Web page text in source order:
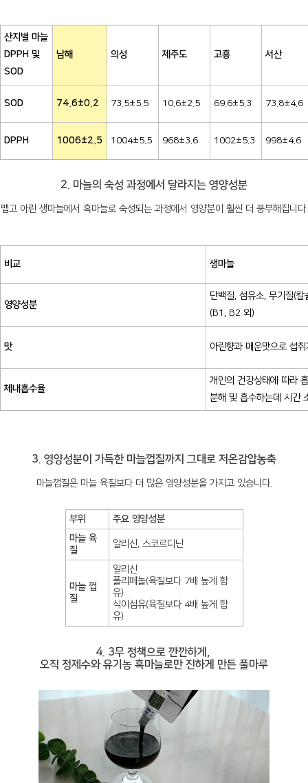
산지별 마늘
DPPH 및
SOD
남해 의성 제주도 고흥 서산
SOD 74.6±0.2 73.5±5.5 10.6±2.5 69.6±5.3 73.8±4.6
DPPH 1006±2.5 1004±5.5 968±3.6 1002±5.3 998±4.6
2. 마늘의 숙성 과정에서 달라지는 영양성분
맵고 아린 생마늘에서 흑마늘로 숙성되는 과정에서 영양분이 훨씬 더 풍부해집니다.
비교 생마늘
영양성분
단백질, 섬유소, 무기질(
(B1, B2 외)
맛 아린향과 매운맛으로 섭
체내흡수율
개인의 건강상태에 따라
분해 및 흡수하는데 시간
3. 영양성분이 가득한 마늘껍질까지 그대로 저온감압농축
마늘껍질은 마늘 육질보다 더 많은 영양성분을 가지고 있습니다.
부위
주요 영양성분
마늘 육
질
알리신, 스코르디닌
마늘 껍
질
알리신
폴리페놀(육질보다 7배 높게 함
유)
식이섬유(육질보다 4배 높게 함
유)
4. 3무 정책으로 깐깐하게,
오직 정제수와 유기농 흑마늘로만 진하게 만든 풀마루